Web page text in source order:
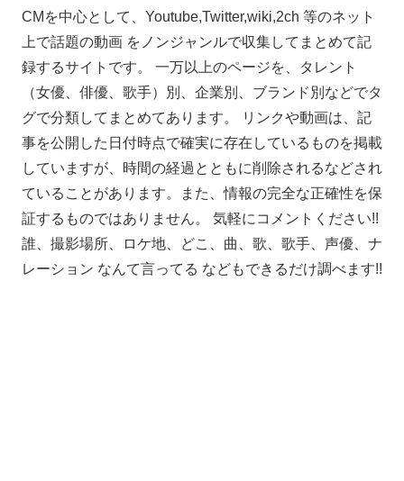
CMを中心として、Youtube,Twitter,wiki,2ch 等のネット
上で話題の動画 をノンジャンルで収集してまとめて記
録するサイトです。 一万以上のページを、タレント
（女優、俳優、歌手）別、企業別、ブランド別などでタ
グで分類してまとめてあります。 リンクや動画は、記
事を公開した日付時点で確実に存在しているものを掲載
していますが、時間の経過とともに削除されるなどされ
ていることがあります。また、情報の完全な正確性を保
証するものではありません。 気軽にコメントください!!
誰、撮影場所、ロケ地、どこ、曲、歌、歌手、声優、ナ
レーション なんて言ってる などもできるだけ調べます!!